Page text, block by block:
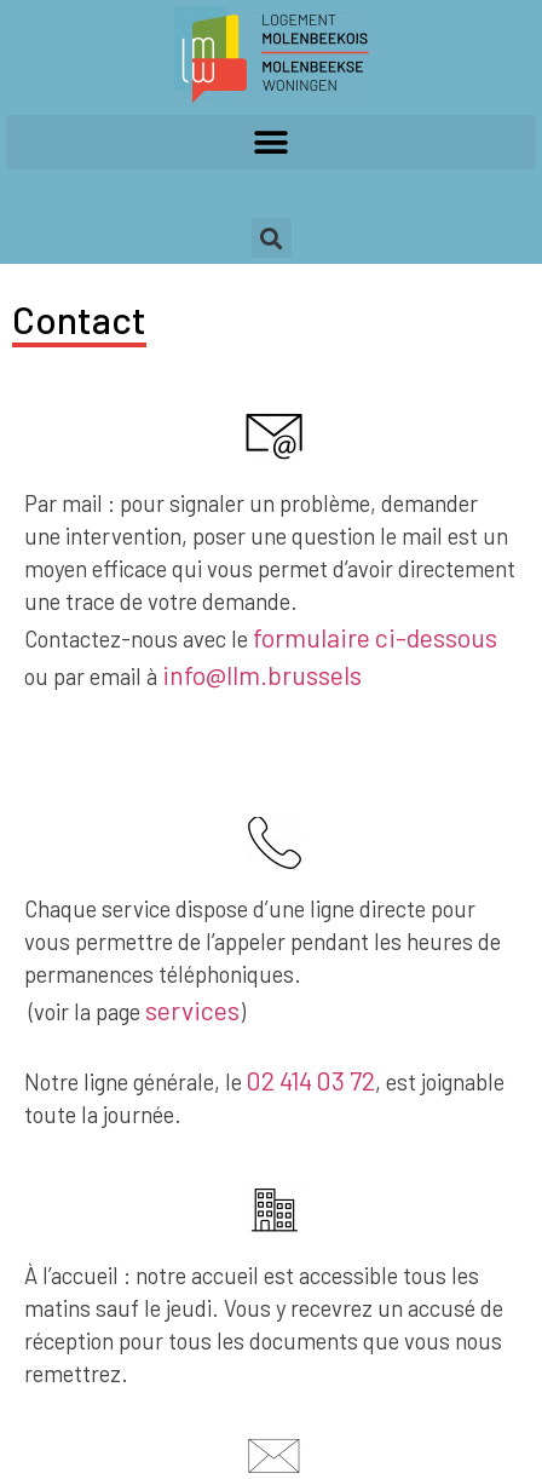
Contact
Par mail : pour signaler un problème, demander
une intervention, poser une question le mail est un
moyen efficace qui vous permet d’avoir directement
une trace de votre demande.
Contactez-nous avec le formulaire ci-dessous
ou par email à info@llm.brussels
Chaque service dispose d’une ligne directe pour
vous permettre de l’appeler pendant les heures de
permanences téléphoniques.
(voir la page services)
Notre ligne générale, le 02 414 03 72, est joignable
toute la journée.
À l’accueil : notre accueil est accessible tous les
matins sauf le jeudi. Vous y recevrez un accusé de
réception pour tous les documents que vous nous
remettrez.